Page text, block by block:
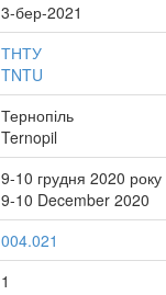
3-бер-2021
ТНТУ
TNTU
Тернопіль
Ternopil
9-10 грудня 2020 року
9-10 December 2020
004.021
1